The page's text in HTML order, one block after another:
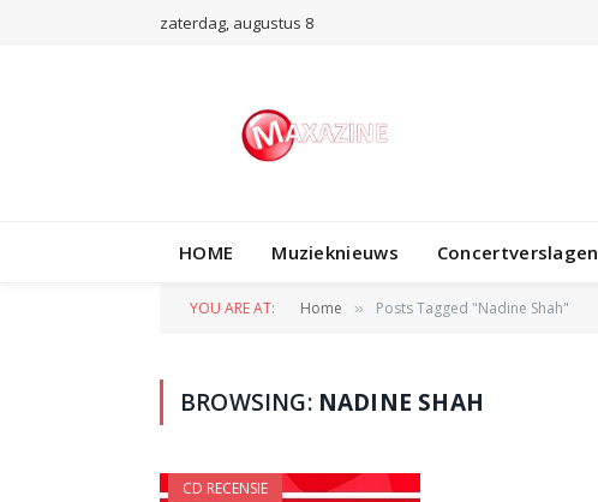
zaterdag, augustus 8
HOME Muzieknieuws Concertverslagen
YOU ARE AT: Home » Posts Tagged "Nadine Shah"
BROWSING: NADINE SHAH
CD RECENSIE